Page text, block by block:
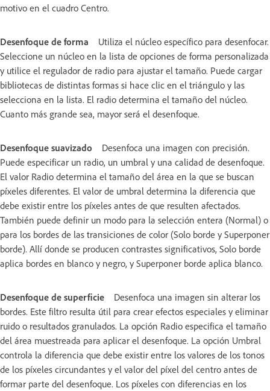
motivo en el cuadro Centro.
Desenfoque de forma
Utiliza el núcleo específico para desenfocar.
Seleccione un núcleo en la lista de opciones de forma personalizada
y utilice el regulador de radio para ajustar el tamaño. Puede cargar
bibliotecas de distintas formas si hace clic en el triángulo y las
selecciona en la lista. El radio determina el tamaño del núcleo.
Cuanto más grande sea, mayor será el desenfoque.
Desenfoque suavizado
Desenfoca una imagen con precisión.
Puede especificar un radio, un umbral y una calidad de desenfoque.
El valor Radio determina el tamaño del área en la que se buscan
píxeles diferentes. El valor de umbral determina la diferencia que
debe existir entre los píxeles antes de que resulten afectados.
También puede definir un modo para la selección entera (Normal) o
para los bordes de las transiciones de color (Solo borde y Superponer
borde). Allí donde se producen contrastes significativos, Solo borde
aplica bordes en blanco y negro, y Superponer borde aplica blanco.
Desenfoque de superficie
Desenfoca una imagen sin alterar los
bordes. Este filtro resulta útil para crear efectos especiales y eliminar
ruido o resultados granulados. La opción Radio especifica el tamaño
del área muestreada para aplicar el desenfoque. La opción Umbral
controla la diferencia que debe existir entre los valores de los tonos
de los píxeles circundantes y el valor del píxel del centro antes de
formar parte del desenfoque. Los píxeles con diferencias en los